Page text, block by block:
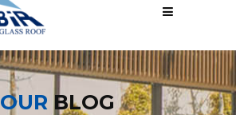
OUR BLOG